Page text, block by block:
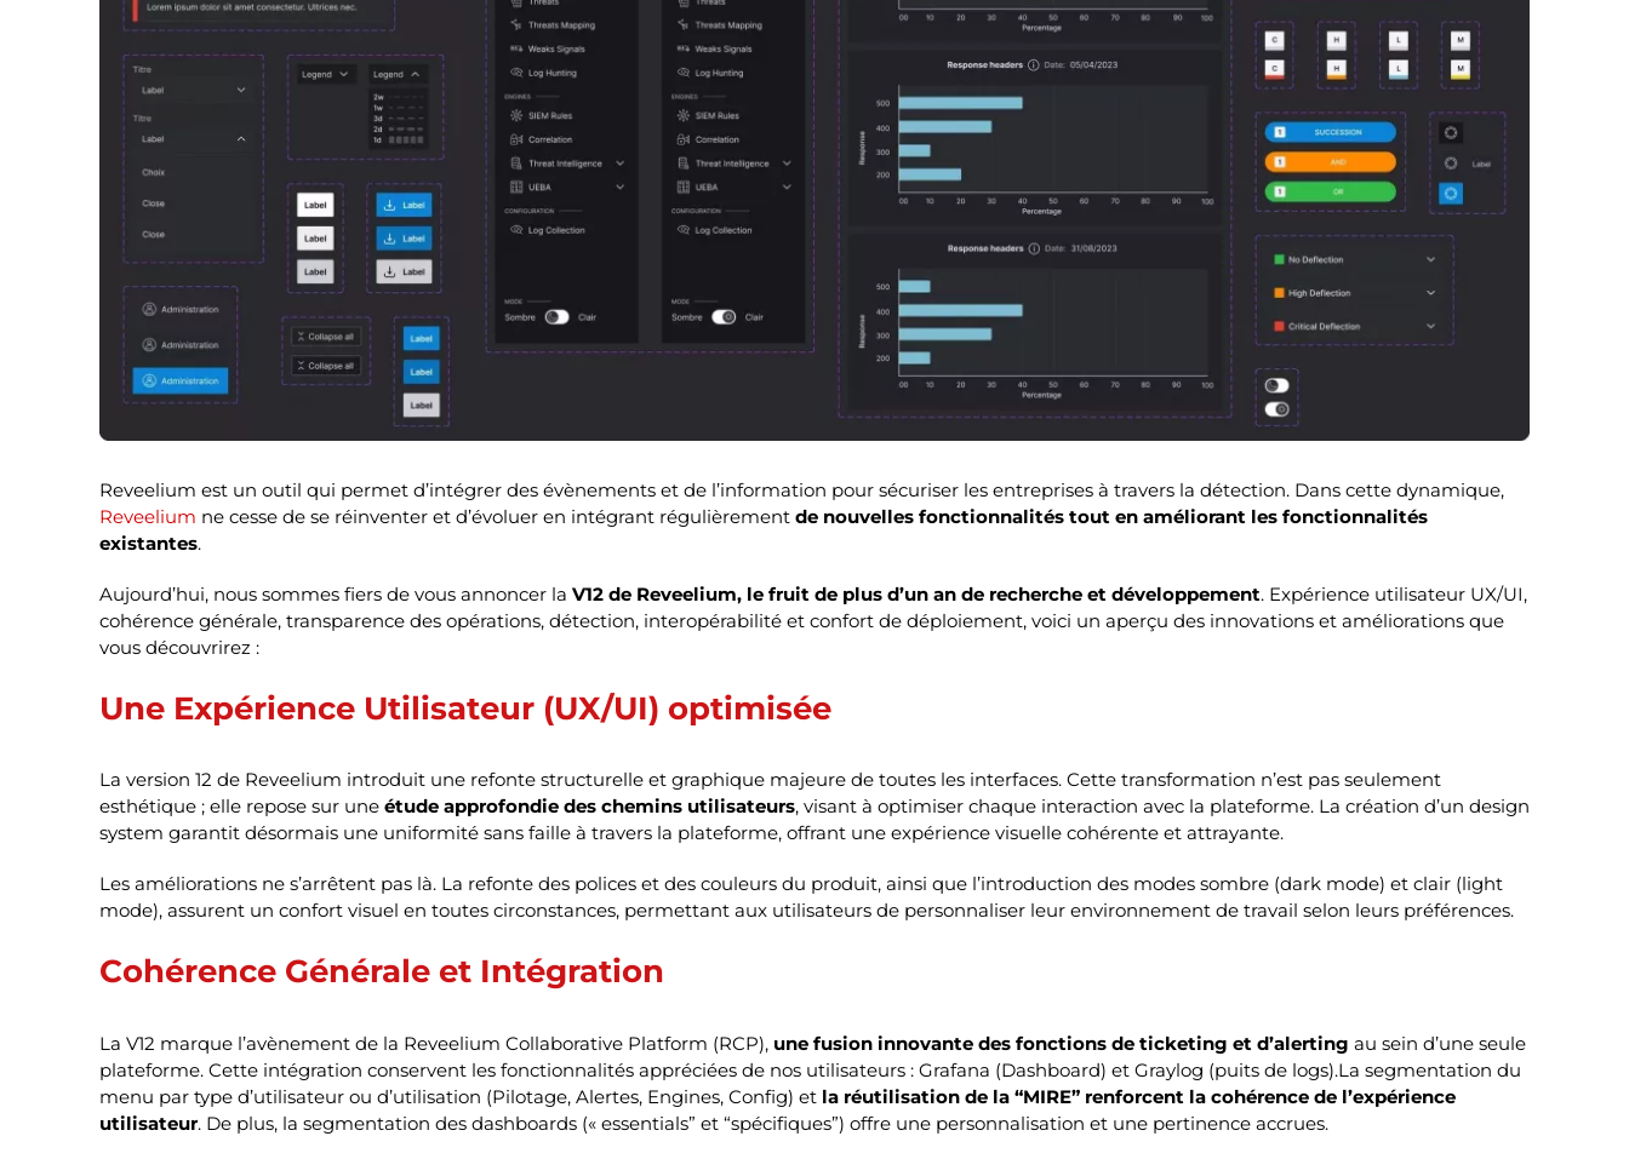
Reveelium est un outil qui permet d’intégrer des évènements et de l’information pour sécuriser les entreprises à travers la détection. Dans cette dynamique,
Reveelium ne cesse de se réinventer et d’évoluer en intégrant régulièrement de nouvelles fonctionnalités tout en améliorant les fonctionnalités
existantes.
Aujourd’hui, nous sommes fiers de vous annoncer la V12 de Reveelium, le fruit de plus d’un an de recherche et développement. Expérience utilisateur UX/UI,
cohérence générale, transparence des opérations, détection, interopérabilité et confort de déploiement, voici un aperçu des innovations et améliorations que
vous découvrirez :
Une Expérience Utilisateur (UX/UI) optimisée
La version 12 de Reveelium introduit une refonte structurelle et graphique majeure de toutes les interfaces. Cette transformation n’est pas seulement
esthétique ; elle repose sur une étude approfondie des chemins utilisateurs, visant à optimiser chaque interaction avec la plateforme. La création d’un design
system garantit désormais une uniformité sans faille à travers la plateforme, offrant une expérience visuelle cohérente et attrayante.
Les améliorations ne s’arrêtent pas là. La refonte des polices et des couleurs du produit, ainsi que l’introduction des modes sombre (dark mode) et clair (light
mode), assurent un confort visuel en toutes circonstances, permettant aux utilisateurs de personnaliser leur environnement de travail selon leurs préférences.
Cohérence Générale et Intégration
La V12 marque l’avènement de la Reveelium Collaborative Platform (RCP), une fusion innovante des fonctions de ticketing et d’alerting au sein d’une seule
plateforme. Cette intégration conservent les fonctionnalités appréciées de nos utilisateurs : Grafana (Dashboard) et Graylog (puits de logs).La segmentation du
menu par type d’utilisateur ou d’utilisation (Pilotage, Alertes, Engines, Config) et la réutilisation de la “MIRE” renforcent la cohérence de l’expérience
utilisateur. De plus, la segmentation des dashboards (« essentials” et “spécifiques”) offre une personnalisation et une pertinence accrues.